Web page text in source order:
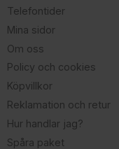
Telefontider
Mina sidor
Om oss
Policy och cookies
Köpvillkor
Reklamation och retur
Hur handlar jag?
Spåra paket